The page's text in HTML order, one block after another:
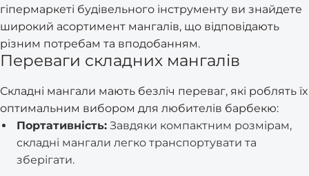
гіпермаркеті будівельного інструменту ви знайдете
широкий асортимент мангалів, що відповідають
різним потребам та вподобанням.
Переваги складних мангалів
Складні мангали мають безліч переваг, які роблять їх
оптимальним вибором для любителів барбекю:
Портативність: Завдяки компактним розмірам,
складні мангали легко транспортувати та
зберігати.